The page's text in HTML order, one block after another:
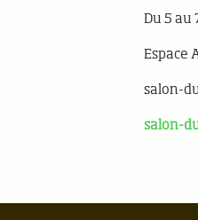
Du 5 au
Espace
salon-
salon-